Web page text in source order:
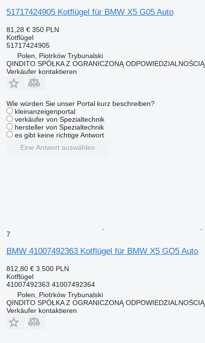
51717424905 Kotflügel für BMW X5 G05 Auto
81,28 € 350 PLN
Kotflügel
51717424905
Polen, Piotrków Trybunalski
QINDITO SPÓŁKA Z OGRANICZONĄ ODPOWIEDZIALNOŚCIĄ
Verkäufer kontaktieren
Wie würden Sie unser Portal kurz beschreiben?
kleinanzeigenportal
verkäufer von Spezialtechnik
hersteller von Spezialtechnik
es gibt keine richtige Antwort
Eine Antwort auswählen
7
BMW 41007492363 Kotflügel für BMW X5 GO5 Auto
812,80 € 3.500 PLN
Kotflügel
41007492363 41007492364
Polen, Piotrków Trybunalski
QINDITO SPÓŁKA Z OGRANICZONĄ ODPOWIEDZIALNOŚCIĄ
Verkäufer kontaktieren